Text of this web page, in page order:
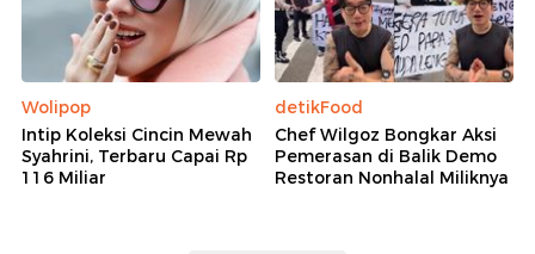
Wolipop
Intip Koleksi Cincin Mewah
Syahrini, Terbaru Capai Rp
116 Miliar
detikFood
Chef Wilgoz Bongkar Aksi
Pemerasan di Balik Demo
Restoran Nonhalal Miliknya